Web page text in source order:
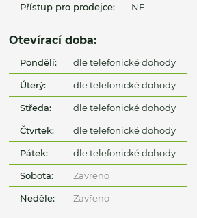
Přístup pro prodejce: NE
Otevírací doba:
Pondělí: dle telefonické dohody
Úterý: dle telefonické dohody
Středa: dle telefonické dohody
Čtvrtek: dle telefonické dohody
Pátek: dle telefonické dohody
Sobota: Zavřeno
Neděle: Zavřeno